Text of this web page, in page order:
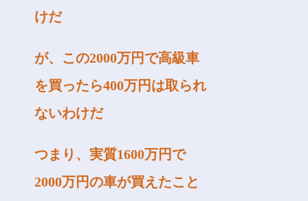
けだ
が、この2000万円で高級車
を買ったら400万円は取られ
ないわけだ
つまり、実質1600万円で
2000万円の車が買えたこと